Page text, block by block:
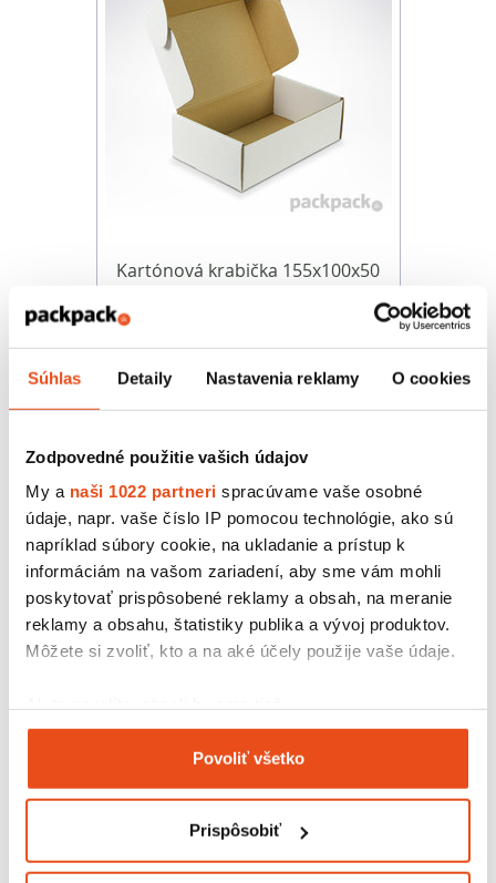
Súhlas Detaily Nastavenia reklamy O cookies
Zodpovedné použitie vašich údajov
My a naši 1022 partneri spracúvame vaše osobné
údaje, napr. vaše číslo IP pomocou technológie, ako sú
napríklad súbory cookie, na ukladanie a prístup k
informáciám na vašom zariadení, aby sme vám mohli
poskytovať prispôsobené reklamy a obsah, na meranie
reklamy a obsahu, štatistiky publika a vývoj produktov.
Môžete si zvoliť, kto a na aké účely použije vaše údaje.
Zhromažďovať informácie o vašej geografickej
polohe s presnosťou na niekoľko metrov
Identifikovať vaše zariadenie aktívnym
Viac informácií o tom, ako sa spracúvajú vaše osobné
Povoliť všetko
Prispôsobiť
Kartónová krabička 155x100x50
50 ks v balení
Kartónová krabička 200x195x60
12,30 € s DPH
10,00 € bez DPH